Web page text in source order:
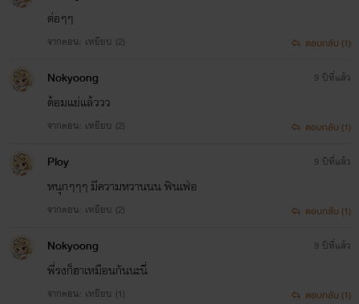
ต่อๆๆ
จากตอน: เหยียบ (2) ตอบกลับ (1)
Nokyoong
ต้อมแย่แล้ววว
จากตอน: เหยียบ (2)
9 ปีที่แล้ว
ตอบกลับ (1)
Ploy
หนุกๆๆๆ มีความหวานนน ฟินเฟ่อ
จากตอน: เหยียบ (2)
9 ปีที่แล้ว
ตอบกลับ (1)
Nokyoong
พี่รงก็ฮาเหมือนกันนะนี่
จากตอน: เหยียบ (1)
9 ปีที่แล้ว
ตอบกลับ (1)